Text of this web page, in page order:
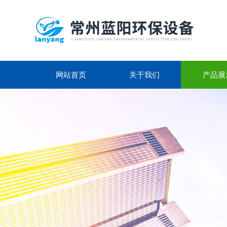
网站首页 关于我们 产品